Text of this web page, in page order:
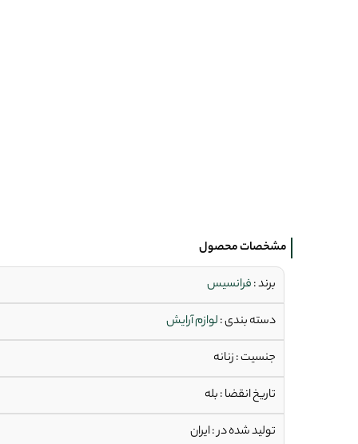
مشخصات محصول
تولید شده در : ایران
تاریخ انقضا : بله
جنسیت : زنانه
دسته بندی :لوازم آرایش
برند :فرانسیس